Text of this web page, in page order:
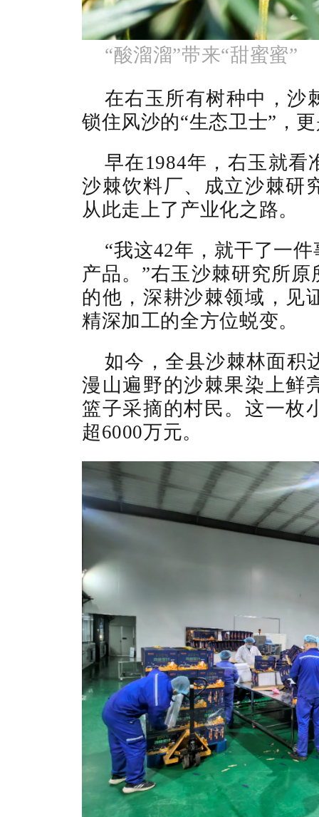
“酸溜溜”带来“甜蜜蜜”
在右玉所有树种中，沙
锁住风沙的“生态卫士”，
早在1984年，右玉就看
沙棘饮料厂、成立沙棘研
从此走上了产业化之路。
“我这42年，就干了一
产品。”右玉沙棘研究所
的他，深耕沙棘领域，见
精深加工的全方位蜕变。
如今，全县沙棘林面积
漫山遍野的沙棘果染上鲜
篮子采摘的村民。这一枚
超6000万元。